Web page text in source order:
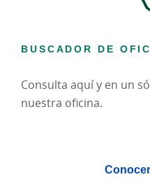
BUSCADOR DE
Consulta aquí y en un
nuestra oficina.